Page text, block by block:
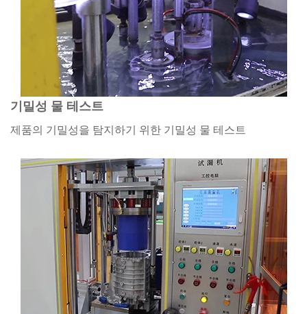
기밀성 물 테스트
제품의 기밀성을 탐지하기 위한 기밀성 물 테스트